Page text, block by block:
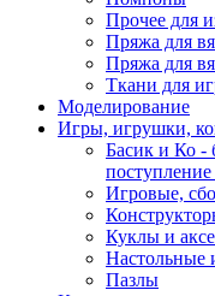
Прочее для
Пряжа для
Пряжа для
Ткани для
Моделирование
Игры, игрушки,
Басик и Ко -
Игровые,
Куклы и
Настольные
Пазлы